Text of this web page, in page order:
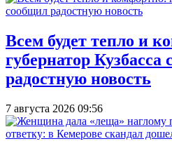
Всем будет тепло и
губернатор Кузбасса
радостную новость
7 августа 2026 09:56